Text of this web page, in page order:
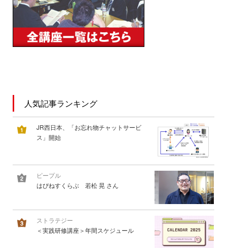
人気記事ランキング
JR西日本、「お忘れ物チャットサービ
ス」開始
ピープル
はぴねすくらぶ 若松 晃 さん
ストラテジー
＜実践研修講座＞年間スケジュール